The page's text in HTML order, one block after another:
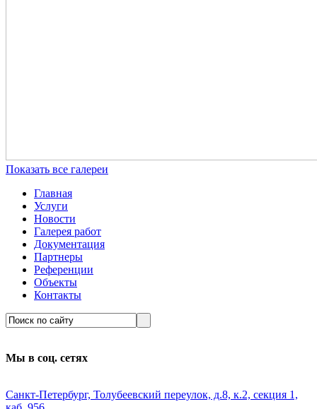
Показать все галереи
Главная
Услуги
Новости
Галерея работ
Документация
Партнеры
Референции
Объекты
Контакты
Мы в соц. сетях
Санкт-Петербург, Толубеевский переулок, д.8, к.2, секция 1,